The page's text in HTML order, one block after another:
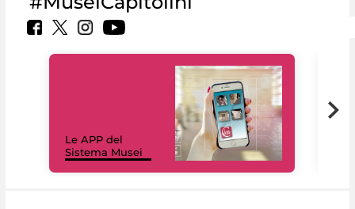
Le APP del
Sistema Musei